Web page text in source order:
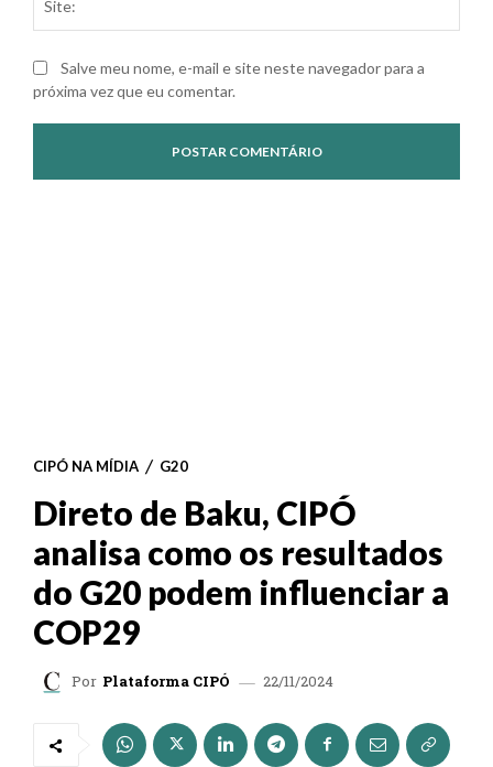
Salve meu nome, e-mail e site neste navegador para a
próxima vez que eu comentar.